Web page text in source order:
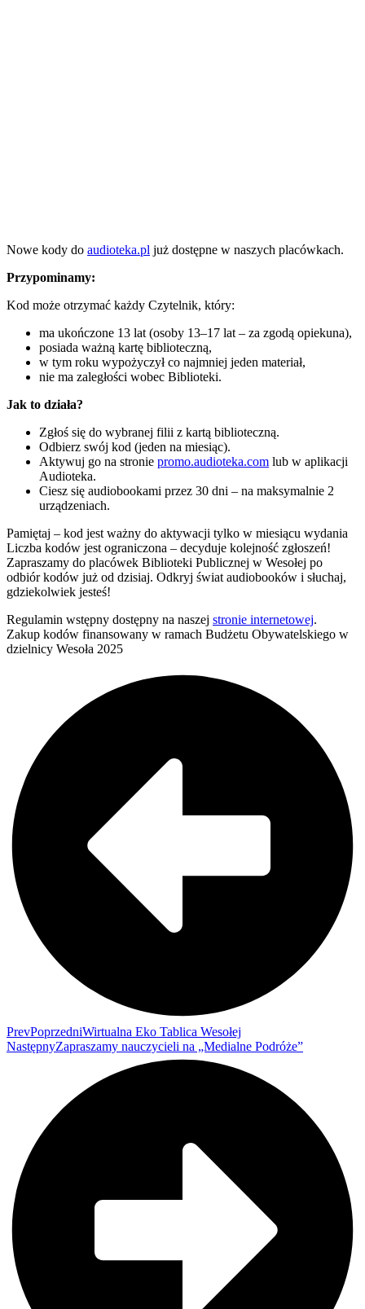
Nowe kody do audioteka.pl już dostępne w naszych placówkach.
Przypominamy:
Kod może otrzymać każdy Czytelnik, który:
ma ukończone 13 lat (osoby 13–17 lat – za zgodą opiekuna),
posiada ważną kartę biblioteczną,
w tym roku wypożyczył co najmniej jeden materiał,
nie ma zaległości wobec Biblioteki.
Jak to działa?
Zgłoś się do wybranej filii z kartą biblioteczną.
Odbierz swój kod (jeden na miesiąc).
Aktywuj go na stronie promo.audioteka.com lub w aplikacji
Audioteka.
Ciesz się audiobookami przez 30 dni – na maksymalnie 2
urządzeniach.
Pamiętaj – kod jest ważny do aktywacji tylko w miesiącu wydania
Liczba kodów jest ograniczona – decyduje kolejność zgłoszeń!
Zapraszamy do placówek Biblioteki Publicznej w Wesołej po
odbiór kodów już od dzisiaj. Odkryj świat audiobooków i słuchaj,
gdziekolwiek jesteś!
Regulamin wstępny dostępny na naszej stronie internetowej.
Zakup kodów finansowany w ramach Budżetu Obywatelskiego w
dzielnicy Wesoła 2025
PrevPoprzedniWirtualna Eko Tablica Wesołej
NastępnyZapraszamy nauczycieli na „Medialne Podróże”